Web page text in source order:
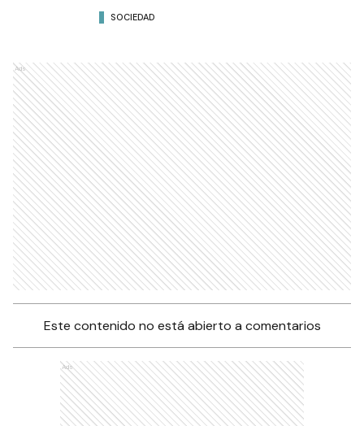
SOCIEDAD
Ads
Este contenido no está abierto a comentarios
Ads